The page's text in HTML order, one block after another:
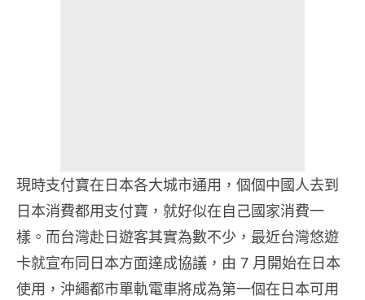
現時支付寶在日本各大城市通用，個個中國人去到
日本消費都用支付寶，就好似在自己國家消費一
樣。而台灣赴日遊客其實為數不少，最近台灣悠遊
卡就宣布同日本方面達成協議，由 7 月開始在日本
使用，沖繩都市單軌電車將成為第一個在日本可用